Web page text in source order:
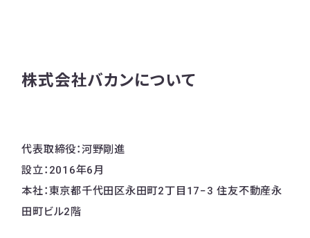
株式会社バカンについて
代表取締役：河野剛進
設立：2016年6月
本社：東京都千代田区永田町2丁目17−3 住友不動産永
田町ビル2階